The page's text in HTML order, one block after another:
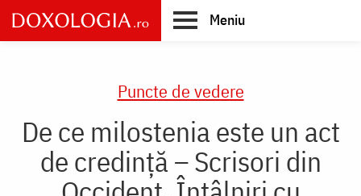
Skip
to
main
Meniu
Puncte de vedere
De ce milostenia este un act
de credință – Scrisori din